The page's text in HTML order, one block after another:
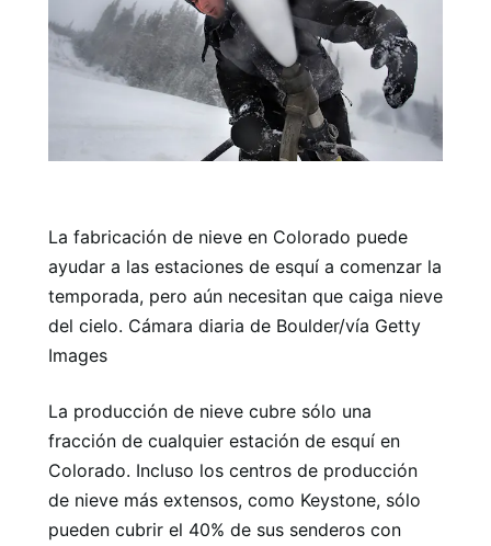
La fabricación de nieve en Colorado puede
ayudar a las estaciones de esquí a comenzar la
temporada, pero aún necesitan que caiga nieve
del cielo. Cámara diaria de Boulder/vía Getty
Images
La producción de nieve cubre sólo una
fracción de cualquier estación de esquí en
Colorado. Incluso los centros de producción
de nieve más extensos, como Keystone, sólo
pueden cubrir el 40% de sus senderos con